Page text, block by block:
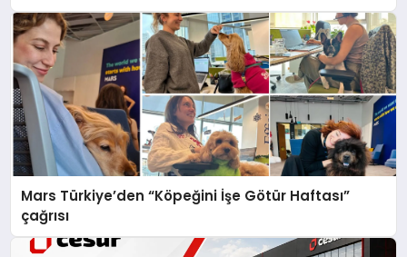
Mars Türkiye’den “Köpeğini İşe Götür Haftası”
çağrısı